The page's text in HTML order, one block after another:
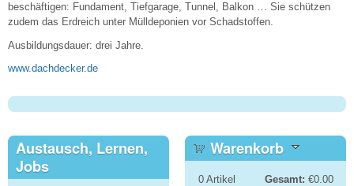
beschäftigen: Fundament, Tiefgarage, Tunnel, Balkon … Sie schützen
zudem das Erdreich unter Mülldeponien vor Schadstoffen.
Ausbildungsdauer: drei Jahre.
www.dachdecker.de
Austausch, Lernen,
Jobs
Warenkorb
0Artikel Gesamt: €0.00